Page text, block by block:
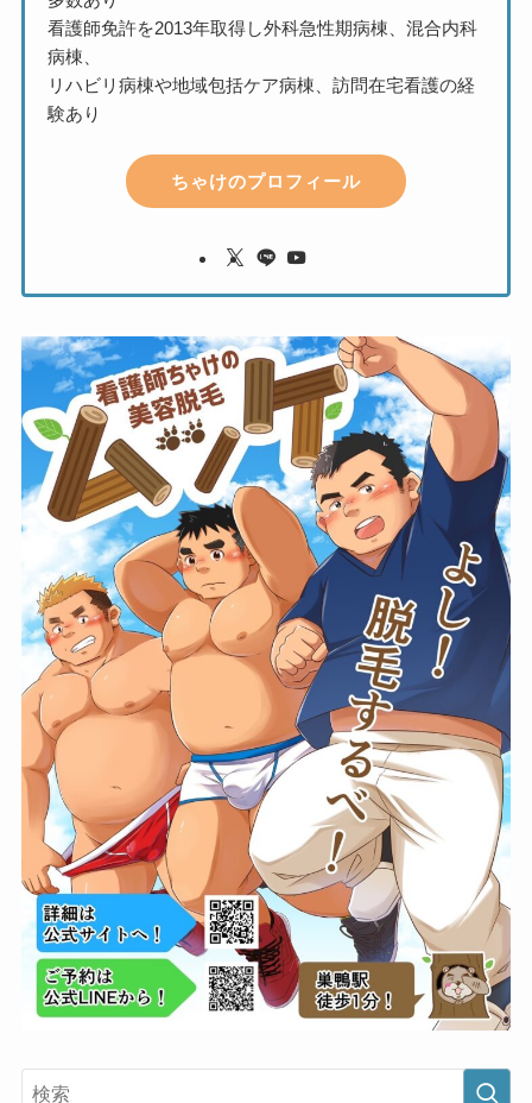
看護師免許を2013年取得し外科急性期病棟、混合内科
病棟、
リハビリ病棟や地域包括ケア病棟、訪問在宅看護の経
験あり
ちゃけのプロフィール